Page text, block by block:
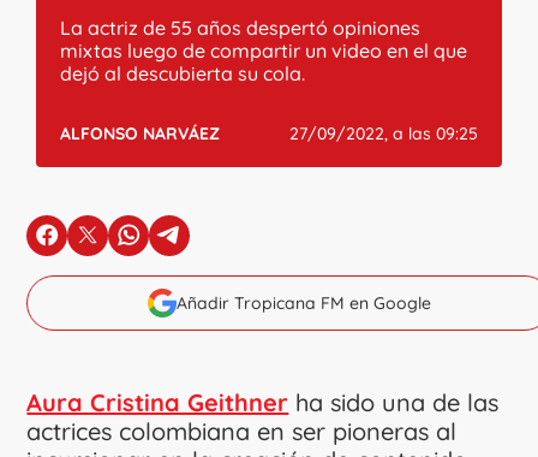
La actriz de 55 años despertó opiniones
mixtas luego de compartir un video en el que
dejó al descubierta su cola.
ALFONSO NARVÁEZ 27/09/2022, a las 09:25
en Facebook
en Xen Whatsapp
en Telegram
Añadir Tropicana FM en Google
Aura Cristina Geithner ha sido una de las
actrices colombiana en ser pioneras al